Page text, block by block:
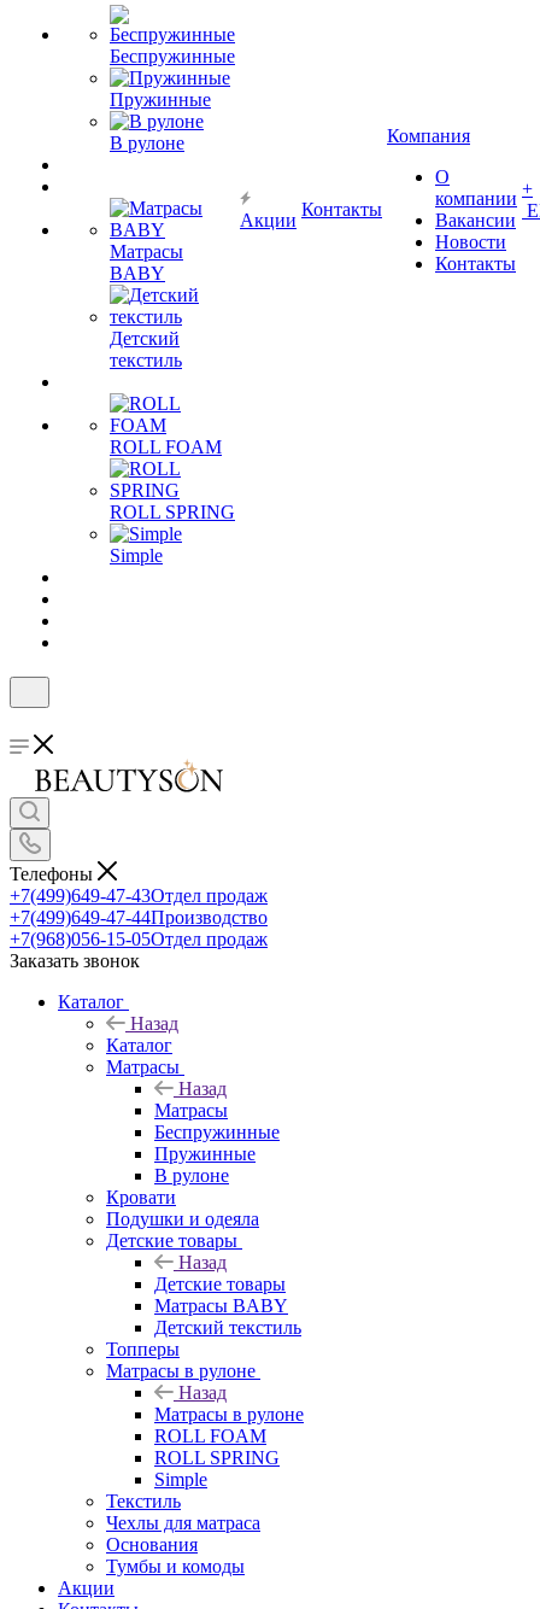
Беспружинные
Пружинные
В рулоне
Матрасы
BABY
Детский
текстиль
ROLL FOAM
ROLL SPRING
Simple
Акции
Контакты
Компания
О
компании
Вакансии
Новости
Контакты
+
Телефоны
+7(499)649-47-43Отдел продаж
+7(499)649-47-44Производство
+7(968)056-15-05Отдел продаж
Заказать звонок
Каталог
Назад
Каталог
Матрасы
Назад
Матрасы
Беспружинные
Пружинные
В рулоне
Кровати
Подушки и одеяла
Детские товары
Назад
Детские товары
Матрасы BABY
Детский текстиль
Топперы
Матрасы в рулоне
Назад
Матрасы в рулоне
ROLL FOAM
ROLL SPRING
Simple
Текстиль
Чехлы для матраса
Основания
Тумбы и комоды
Акции